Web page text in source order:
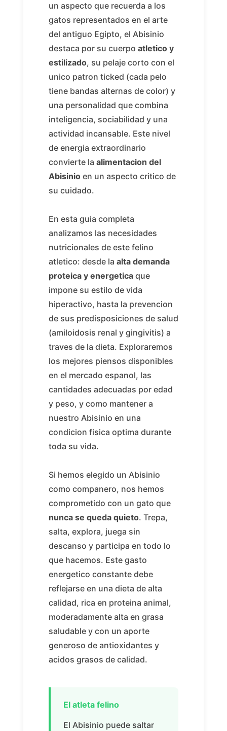
un aspecto que recuerda a los
gatos representados en el arte
del antiguo Egipto, el Abisinio
destaca por su cuerpo atletico y
estilizado, su pelaje corto con el
unico patron ticked (cada pelo
tiene bandas alternas de color) y
una personalidad que combina
inteligencia, sociabilidad y una
actividad incansable. Este nivel
de energia extraordinario
convierte la alimentacion del
Abisinioen un aspecto critico de
su cuidado.
En esta guia completa
analizamos las necesidades
nutricionales de este felino
atletico: desde la alta demanda
proteica y energeticaque
impone su estilo de vida
hiperactivo, hasta la prevencion
de sus predisposiciones de salud
(amiloidosis renal y gingivitis) a
traves de la dieta. Exploraremos
los mejores piensos disponibles
en el mercado espanol, las
cantidades adecuadas por edad
y peso, y como mantener a
nuestro Abisinio en una
condicion fisica optima durante
toda su vida.
Si hemos elegido un Abisinio
como companero, nos hemos
comprometido con un gato que
nunca se queda quieto. Trepa,
salta, explora, juega sin
descanso y participa en todo lo
que hacemos. Este gasto
energetico constante debe
reflejarse en una dieta de alta
calidad, rica en proteina animal,
moderadamente alta en grasa
saludable y con un aporte
generoso de antioxidantes y
acidos grasos de calidad.
El atleta felino
El Abisinio puede saltar